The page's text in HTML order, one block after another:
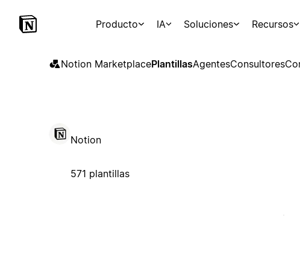
Producto IA Soluciones Recursos
Notion MarketplacePlantillasAgentesConsultores
Notion
571 plantillas